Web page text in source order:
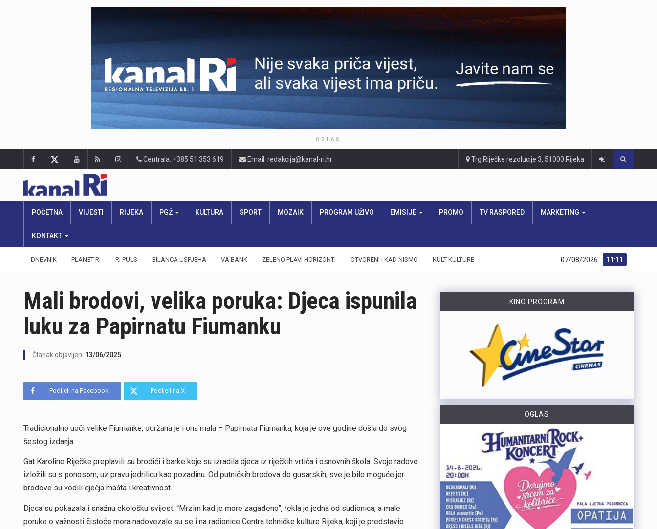
OGLAS
Centrala: +385 51 353 619 Email: redakcija@kanal-ri.hr Trg Riječke rezolucije 3, 51000 Rijeka
POČETNA VIJESTI RIJEKA PGŽ KULTURA SPORT MOZAIK PROGRAM UŽIVO EMISIJE PROMO TV RASPORED MARKETING
KONTAKT
DNEVNIK PLANET RI RI PULS BILANCA USPJEHA VA BANK ZELENO PLAVI HORIZONTI OTVORENI I KAD NISMO KULT KULTURE 11:11
07/08/2026
Mali brodovi, velika poruka: Djeca ispunila
luku za Papirnatu Fiumanku
Članak objavljen: 13/06/2025
Podijeli na Facebook Podijeli na X
Tradicionalno uoči velike Fiumanke, održana je i ona mala – Papirnata Fiumanka, koja je ove godine došla do svog
šestog izdanja.
Gat Karoline Riječke preplavili su brodići i barke koje su izradila djeca iz riječkih vrtića i osnovnih škola. Svoje radove
izložili su s ponosom, uz pravu jedrilicu kao pozadinu. Od putničkih brodova do gusarskih, sve je bilo moguće jer
brodove su vodili dječja mašta i kreativnost.
Djeca su pokazala i snažnu ekološku svijest. “Mrzim kad je more zagađeno”, rekla je jedna od sudionica, a male
poruke o važnosti čistoće mora nadovezale su se i na radionice Centra tehničke kulture Rijeka, koji je predstavio
KINO PROGRAM
OGLAS